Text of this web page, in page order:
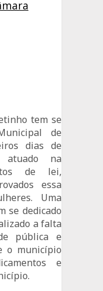
tem se
de
dias de
atuado na
de lei,
essa
Uma
se dedicado
a falta
pública e
o município
e